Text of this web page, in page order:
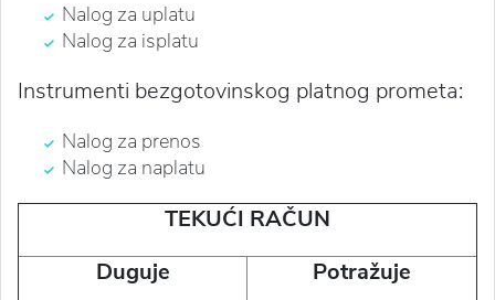
Nalog za uplatu
Nalog za isplatu
Instrumenti bezgotovinskog platnog prometa:
Nalog za prenos
Nalog za naplatu
TEKUĆI RAČUN
Duguje
Potražuje